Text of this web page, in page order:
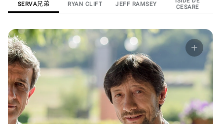
SERVA兄弟 RYAN CLIFT JEFF RAMSEY
CESARE